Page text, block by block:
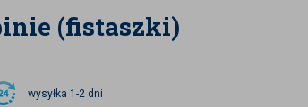
(fistaszki)
wysyłka 1-2 dni